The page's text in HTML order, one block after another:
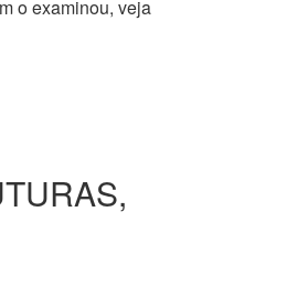
o examinou, veja